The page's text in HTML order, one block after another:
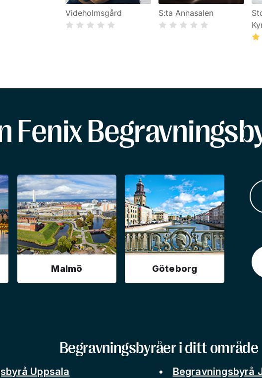
Videholmsgård S:ta Annasalen
Fenix
Malmö Göteborg
Begravningsbyråer i ditt område
Uppsala
Begravningsbyrå